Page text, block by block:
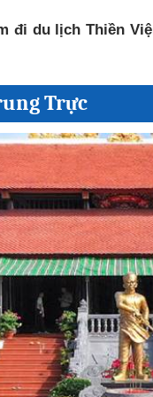
đi du lịch Thiền
Trực